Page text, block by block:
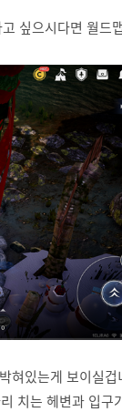
싶으시다면 월드
혀있는게 보이실겁
치는 헤변과 입구